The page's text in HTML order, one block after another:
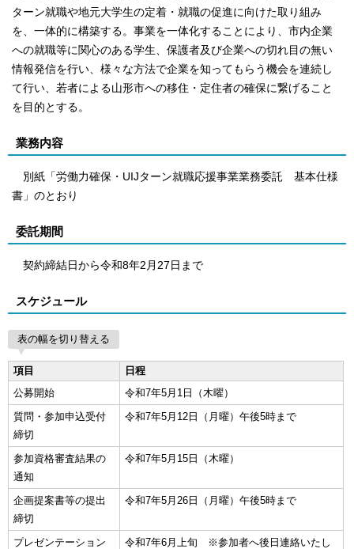
ターン就職や地元大学生の定着・就職の促進に向けた取り組み
を、一体的に構築する。事業を一体化することにより、市内企業
への就職等に関心のある学生、保護者及び企業への切れ目の無い
情報発信を行い、様々な方法で企業を知ってもらう機会を連続し
て行い、若者による山形市への移住・定住者の確保に繋げること
を目的とする。
業務内容
別紙「労働力確保・UIJターン就職応援事業業務委託 基本仕様
書」のとおり
委託期間
契約締結日から令和8年2月27日まで
スケジュール
表の幅を切り替える
項目
日程
公募開始
令和7年5月1日（木曜）
質問・参加申込受付
締切
令和7年5月12日（月曜）午後5時まで
参加資格審査結果の
通知
令和7年5月15日（木曜）
企画提案書等の提出
締切
令和7年5月26日（月曜）午後5時まで
プレゼンテーション
令和7年6月上旬 ※参加者へ後日連絡いたし